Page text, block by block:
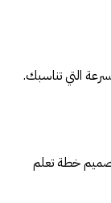
التي تناسبك.
خطة تعلم